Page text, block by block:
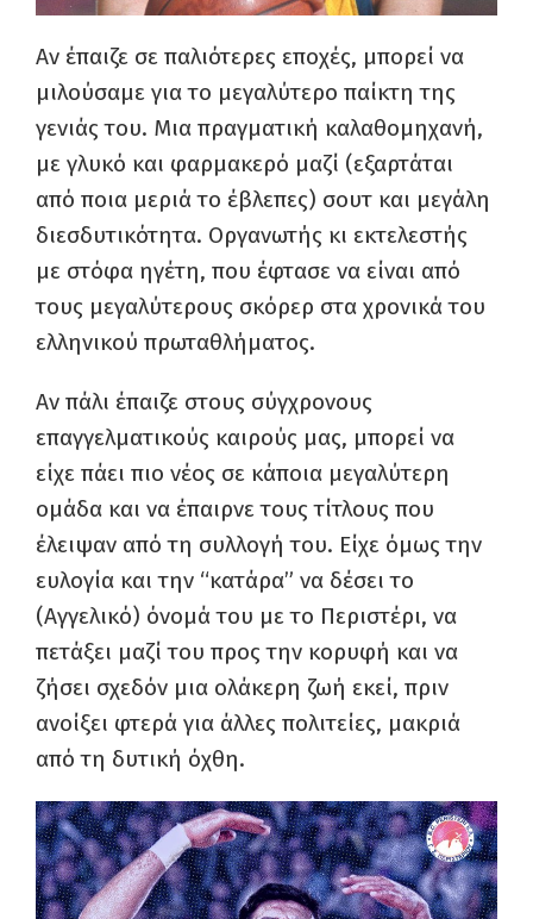
Αν έπαιζε σε παλιότερες εποχές, μπορεί να
μιλούσαμε για το μεγαλύτερο παίκτη της
γενιάς του. Μια πραγματική καλαθομηχανή,
με γλυκό και φαρμακερό μαζί (εξαρτάται
από ποια μεριά το έβλεπες) σουτ και μεγάλη
διεσδυτικότητα. Οργανωτής κι εκτελεστής
με στόφα ηγέτη, που έφτασε να είναι από
τους μεγαλύτερους σκόρερ στα χρονικά του
ελληνικού πρωταθλήματος.
Αν πάλι έπαιζε στους σύγχρονους
επαγγελματικούς καιρούς μας, μπορεί να
είχε πάει πιο νέος σε κάποια μεγαλύτερη
ομάδα και να έπαιρνε τους τίτλους που
έλειψαν από τη συλλογή του. Είχε όμως την
ευλογία και την “κατάρα” να δέσει το
(Αγγελικό) όνομά του με το Περιστέρι, να
πετάξει μαζί του προς την κορυφή και να
ζήσει σχεδόν μια ολάκερη ζωή εκεί, πριν
ανοίξει φτερά για άλλες πολιτείες, μακριά
από τη δυτική όχθη.